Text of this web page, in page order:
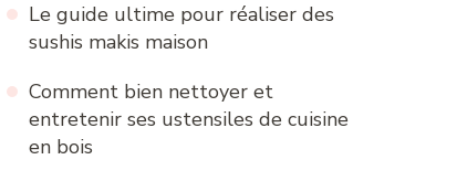
Le guide ultime pour réaliser des
sushis makis maison
Comment bien nettoyer et
entretenir ses ustensiles de cuisine
en bois